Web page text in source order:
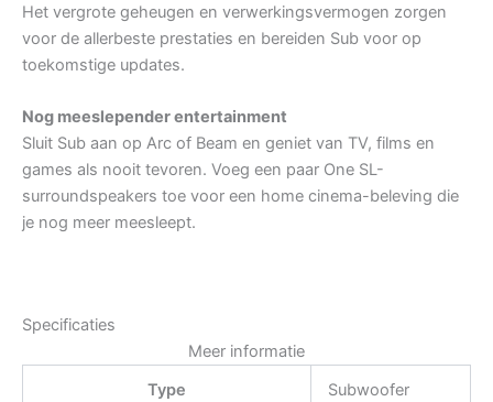
Het vergrote geheugen en verwerkingsvermogen zorgen
voor de allerbeste prestaties en bereiden Sub voor op
toekomstige updates.
Nog meeslepender entertainment
Sluit Sub aan op Arc of Beam en geniet van TV, films en
games als nooit tevoren. Voeg een paar One SL-
surroundspeakers toe voor een home cinema-beleving die
je nog meer meesleept.
Specificaties
Meer informatie
Type
Subwoofer